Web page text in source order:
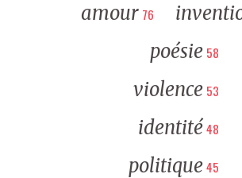
amour 76
poésie 58
violence 53
identité48
politique45